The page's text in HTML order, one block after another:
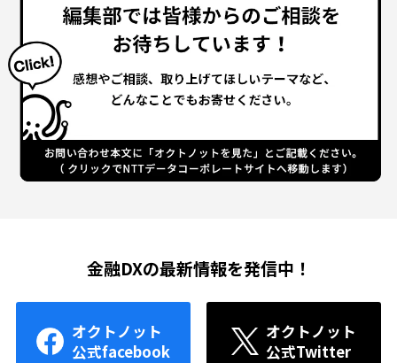
金融DXの最新情報を発信中！
オクトノット
公式facebook
オクトノット
公式Twitter